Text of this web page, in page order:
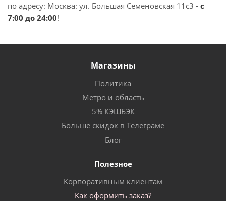
по адресу: Москва: ул. Большая Семеновская 11с3 - с
7:00 до 24:00!
Магазины
Политика
Метро и область
5% КЭШБЭК
Больше скидок в Телеграме
Блог
Полезное
Корпоративным клиентам
Как оформить заказ?